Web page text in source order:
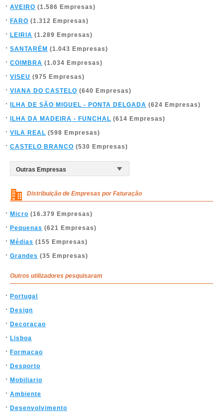
AVEIRO (1.586 Empresas)
FARO (1.312 Empresas)
LEIRIA (1.289 Empresas)
SANTARÉM (1.043 Empresas)
COIMBRA (1.034 Empresas)
VISEU (975 Empresas)
VIANA DO CASTELO (640 Empresas)
ILHA DE SÃO MIGUEL - PONTA DELGADA (624 Empresas)
ILHA DA MADEIRA - FUNCHAL (614 Empresas)
VILA REAL (598 Empresas)
CASTELO BRANCO (530 Empresas)
Distribuição de Empresas por Faturação
Micro (16.379 Empresas)
Pequenas (621 Empresas)
Médias (155 Empresas)
Grandes (35 Empresas)
Outros utilizadores pesquisaram
Portugal
Design
Decoracao
Lisboa
Formacao
Desporto
Mobiliario
Ambiente
Desenvolvimento